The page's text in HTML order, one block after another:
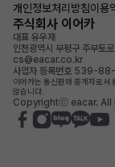
개인정보처리방침이용
주식회사 이어카
대표 유우재
인천광역시 부평구 주부
cs@eacar.co.kr
사업자 등록번호 539-
이어카는 통신판매 중개자로서
않습니다.
Copyrightⓒ eacar. All